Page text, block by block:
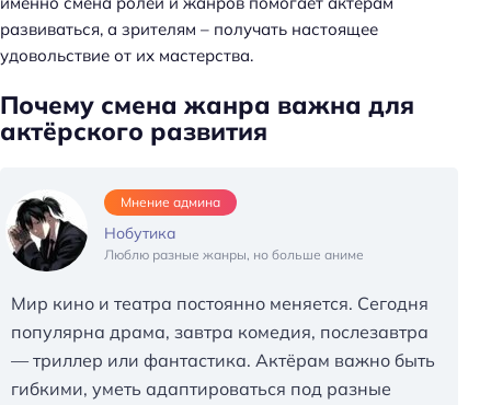
развиваться, а зрителям – получать настоящее
удовольствие от их мастерства.
Почему смена жанра важна для
актёрского развития
Мнение админа
Нобутика
Люблю разные жанры, но больше аниме
Мир кино и театра постоянно меняется. Сегодня
популярна драма, завтра комедия, послезавтра
— триллер или фантастика. Актёрам важно быть
гибкими, уметь адаптироваться под разные